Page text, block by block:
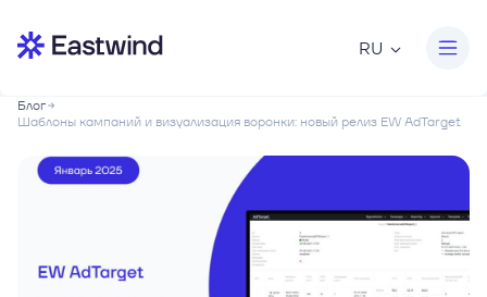
RU
Блог
Шаблоны кампаний и визуализация воронки: новый релиз EW AdTarget